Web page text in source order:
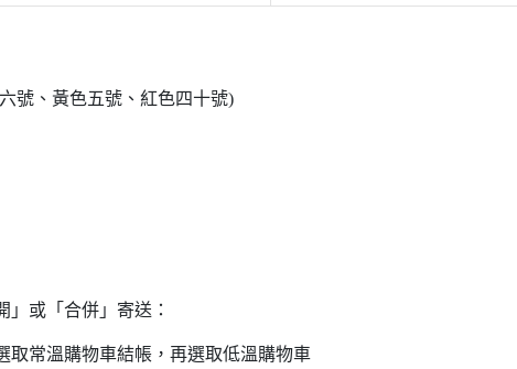
號、黃色五號、紅色四十號)
或「合併」寄送：
溫購物車結帳，再選取低溫購物車